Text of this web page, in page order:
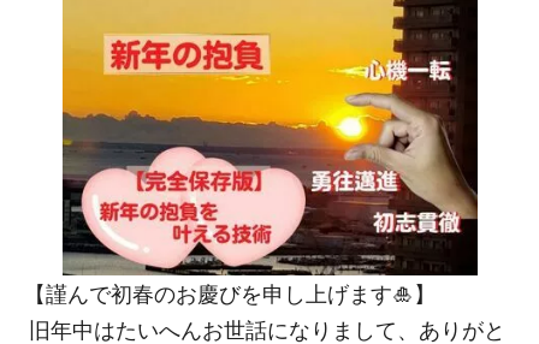
【謹んで初春のお慶びを申し上げます🎍】
旧年中はたいへんお世話になりまして、ありがと